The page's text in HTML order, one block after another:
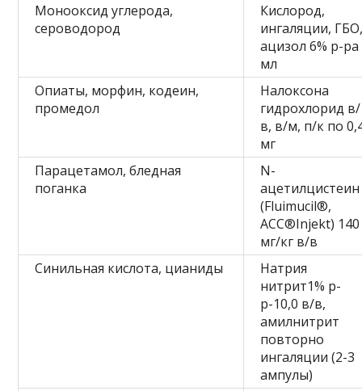
Монооксид углерода,
сероводород
Кислород,
ингаляции,
ацизол 6% р-ра
мл
Опиаты, морфин, кодеин,
промедол
Налоксона
гидрохлорид в/
в, в/м, п/к по
мг
Парацетамол, бледная
поганка
N-
ацетилцистеин
(Fluimucil®,
ACC®Injekt) 140
мг/кг в/в
Синильная кислота, цианиды
Натрия
нитрит1% р-
р-10,0 в/в,
амилнитрит
повторно
ингаляции (2-3
ампулы)